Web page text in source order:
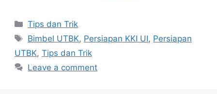
Tips dan Trik
Bimbel UTBK, Persiapan KKI UI, Persiapan
UTBK, Tips dan Trik
Leave a comment